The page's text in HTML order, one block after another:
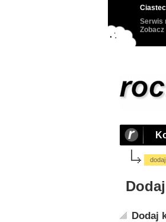
Serwis
Zobacz
Dodaj